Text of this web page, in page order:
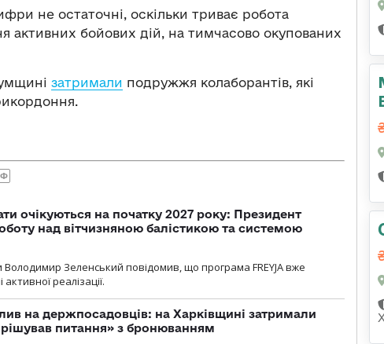
не остаточні, оскільки триває робота
активних бойових дій, на тимчасово окупованих
затримали подружжя колаборантів, які
очікуються на початку 2027 року: Президент
над вітчизняною балістикою та системою
Зеленський повідомив, що програма FREYJA вже
реалізації.
на держпосадовців: на Харківщині затримали
питання» з бронюванням